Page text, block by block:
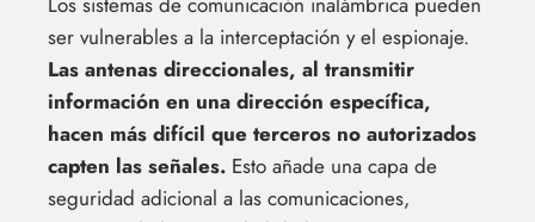
ser vulnerables a la interceptación y el espionaje.
Las antenas direccionales, al transmitir
información en una dirección específica,
hacen más difícil que terceros no autorizados
capten las señales. Esto añade una capa de
seguridad adicional a las comunicaciones,